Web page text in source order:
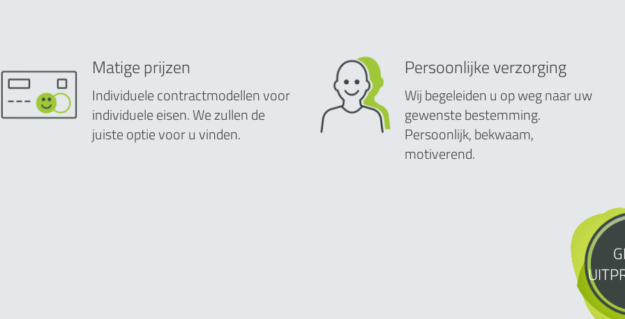
Matige prijzen
Individuele contractmodellen voor
individuele eisen. We zullen de
juiste optie voor u vinden.
Persoonlijke verzorging
Wij begeleiden u op weg naar uw
gewenste bestemming.
Persoonlijk, bekwaam,
motiverend.